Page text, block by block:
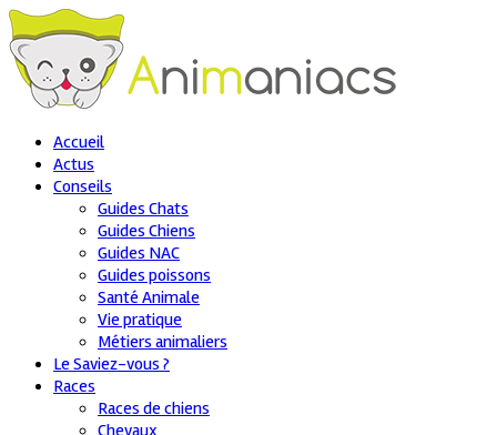
Accueil
Actus
Conseils
Guides Chats
Guides Chiens
Guides NAC
Guides poissons
Santé Animale
Vie pratique
Métiers animaliers
Le Saviez-vous ?
Races
Races de chiens
Chevaux